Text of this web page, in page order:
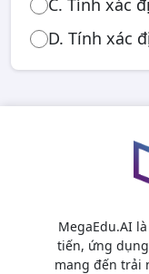
C. Tính xác
D. Tính xác
MegaEdu.AI
tiến, ứng
mang đến trải